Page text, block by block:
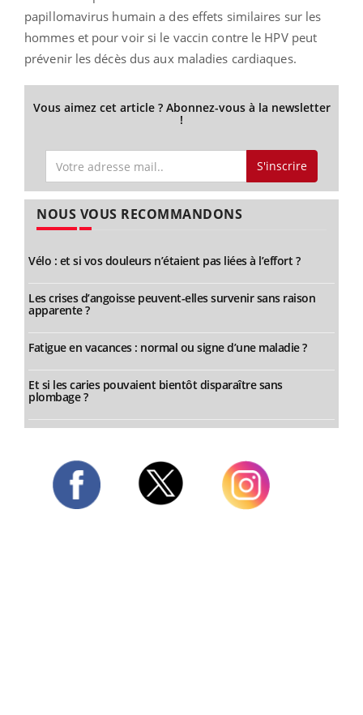
papillomavirus humain a des effets similaires sur les
hommes et pour voir si le vaccin contre le HPV peut
prévenir les décès dus aux maladies cardiaques.
Vous aimez cet article ? Abonnez-vous à la newsletter
!
S'inscrire
NOUS VOUS RECOMMANDONS
Vélo : et si vos douleurs n’étaient pas liées à l’effort ?
Les crises d’angoisse peuvent-elles survenir sans raison
apparente ?
Fatigue en vacances : normal ou signe d’une maladie ?
Et si les caries pouvaient bientôt disparaître sans
plombage ?